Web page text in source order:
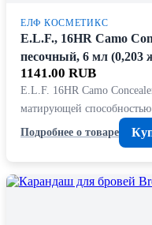
ЕЛФ КОСМЕТИКС
E.L.F., 16HR Camo
песочный, 6 мл (0,203
1141.00 RUB
E.L.F. 16HR Camo
матирующей
Подробнее о товаре